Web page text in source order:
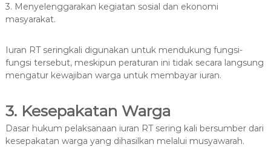
3. Menyelenggarakan kegiatan sosial dan ekonomi
masyarakat.
Iuran RT seringkali digunakan untuk mendukung fungsi-
fungsi tersebut, meskipun peraturan ini tidak secara langsung
mengatur kewajiban warga untuk membayar iuran.
3. Kesepakatan Warga
Dasar hukum pelaksanaan iuran RT sering kali bersumber dari
kesepakatan warga yang dihasilkan melalui musyawarah.